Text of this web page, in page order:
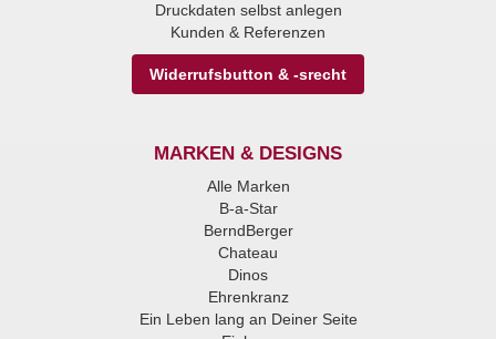
Druckdaten selbst anlegen
Kunden & Referenzen
Widerrufsbutton & -srecht
MARKEN & DESIGNS
Alle Marken
B-a-Star
BerndBerger
Chateau
Dinos
Ehrenkranz
Ein Leben lang an Deiner Seite